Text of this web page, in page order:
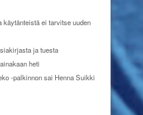
käytänteistä ei tarvitse uuden
ja tuesta
heti
-palkinnon sai Henna Suikki